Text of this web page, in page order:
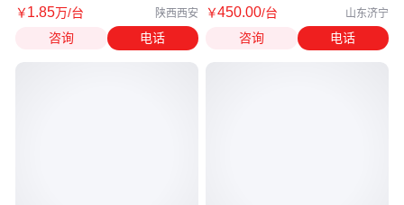
￥1.85万/台 陕西西安
咨询 电话
￥450.00/台 山东济宁
咨询 电话